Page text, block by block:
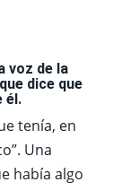
voz de la
dice que
él.
tenía, en
Una
había algo